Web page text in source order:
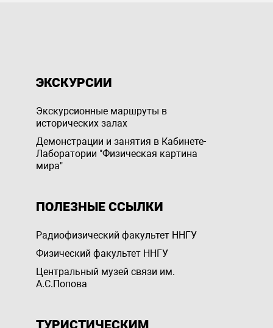
ЭКСКУРСИИ
Экскурсионные маршруты в
исторических залах
Демонстрации и занятия в Кабинете-
Лаборатории "Физическая картина
мира"
ПОЛЕЗНЫЕ ССЫЛКИ
Радиофизический факультет ННГУ
Физический факультет ННГУ
Центральный музей связи им.
А.С.Попова
ТУРИСТИЧЕСКИМ